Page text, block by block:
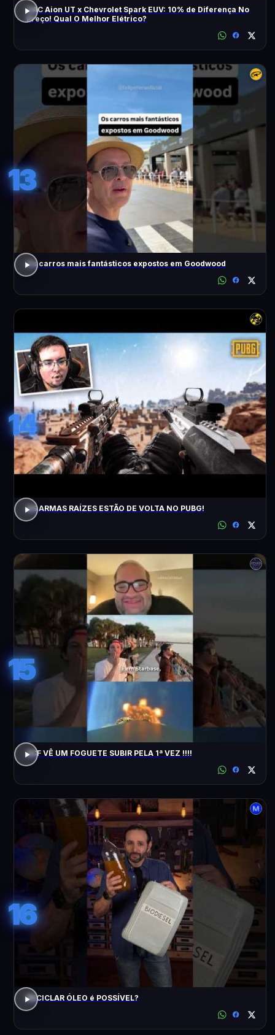
GAC Aion UT x Chevrolet Spark EUV: 10% de Diferença No
Preço! Qual O Melhor Elétrico?
13
Os carros mais fantásticos expostos em Goodwood
14
AS ARMAS RAÍZES ESTÃO DE VOLTA NO PUBG!
15
ACF VÊ UM FOGUETE SUBIR PELA 1ª VEZ !!!!
16
RECICLAR ÓLEO é POSSÍVEL?